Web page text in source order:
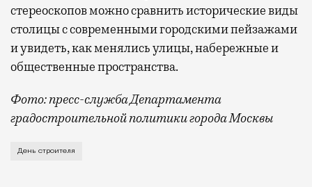
стереоскопов можно сравнить исторические виды
столицы с современными городскими пейзажами
и увидеть, как менялись улицы, набережные и
общественные пространства.
Фото: пресс-служба Департамента
градостроительной политики города Москвы
В этом году профессиональный праздник День
День строителя